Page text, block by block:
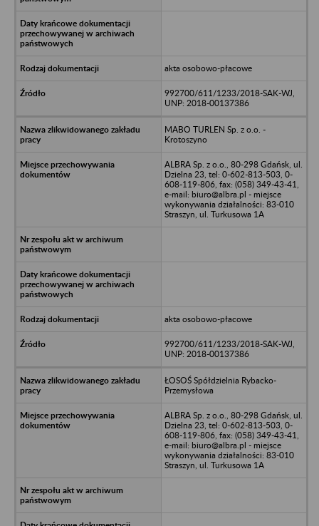
akta osobowo-płacowe
992700/611/1233/2018-SAK-WJ,
UNP: 2018-00137386
MABO TURLEN Sp. z o.o. -
Krotoszyno
ALBRA Sp. z o.o., 80-298 Gdańsk, ul.
Dzielna 23, tel: 0-602-813-503, 0-
608-119-806, fax: (058) 349-43-41,
e-mail: biuro@albra.pl - miejsce
wykonywania działalności: 83-010
Straszyn, ul. Turkusowa 1A
akta osobowo-płacowe
992700/611/1233/2018-SAK-WJ,
UNP: 2018-00137386
ŁOSOŚ Spółdzielnia Rybacko-
Przemysłowa
ALBRA Sp. z o.o., 80-298 Gdańsk, ul.
Dzielna 23, tel: 0-602-813-503, 0-
608-119-806, fax: (058) 349-43-41,
e-mail: biuro@albra.pl - miejsce
wykonywania działalności: 83-010
Straszyn, ul. Turkusowa 1A